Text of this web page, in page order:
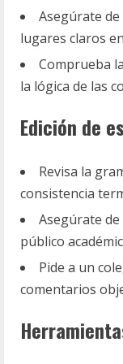
Asegúrate
lugares claros
Comprueba
la lógica de las
Edición de
Revisa la
consistencia
Asegúrate
público
Pide a un
comentarios